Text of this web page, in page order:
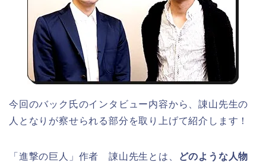
今回のバック氏のインタビュー内容から、諌山先生の
人となりが察せられる部分を取り上げて紹介します！
「進撃の巨人」作者 諌山先生とは、
どのような人物